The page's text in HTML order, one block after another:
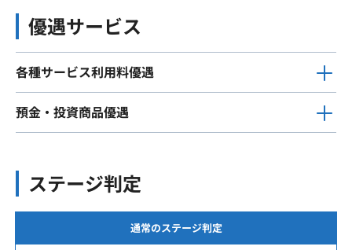
優遇サービス
各種サービス利用料優遇
預金・投資商品優遇
ステージ判定
通常のステージ判定